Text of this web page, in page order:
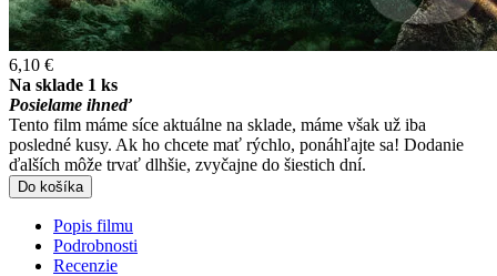
6,10 €
Na sklade 1 ks
Posielame ihneď
Tento film máme síce aktuálne na sklade, máme však už iba
posledné kusy. Ak ho chcete mať rýchlo, ponáhľajte sa! Dodanie
ďalších môže trvať dlhšie, zvyčajne do šiestich dní.
Do košíka
Popis filmu
Podrobnosti
Recenzie